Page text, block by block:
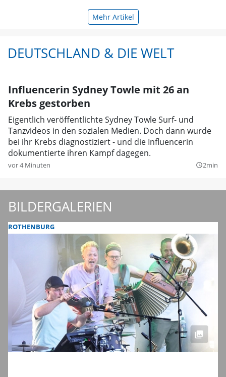
Mehr Artikel
DEUTSCHLAND & DIE WELT
Influencerin Sydney Towle mit 26 an
Krebs gestorben
Eigentlich veröffentlichte Sydney Towle Surf- und
Tanzvideos in den sozialen Medien. Doch dann wurde
bei ihr Krebs diagnostiziert - und die Influencerin
dokumentierte ihren Kampf dagegen.
vor 4 Minuten query_builder2min
BILDERGALERIEN
ROTHENBURG